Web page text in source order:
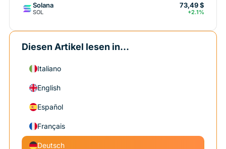
Solana
SOL
73,49 $
+2.1%
Diesen Artikel lesen in...
Italiano
English
Español
Français
Deutsch